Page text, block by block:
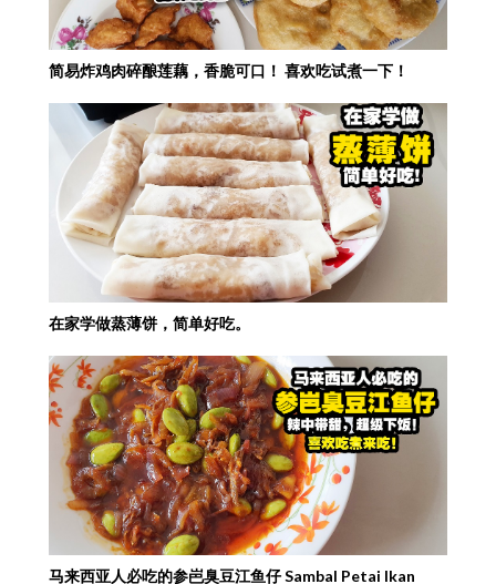
简易炸鸡肉碎酿莲藕，香脆可口！ 喜欢吃试煮一下！
在家学做蒸薄饼，简单好吃。
马来西亚人必吃的参岜臭豆江鱼仔 Sambal Petai Ikan